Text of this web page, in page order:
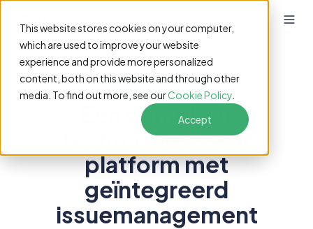
This website stores cookies on your computer,
which are used to improve your website
experience and provide more personalized
content, both on this website and through other
media. To find out more, see ourCookie Policy
Accept
Issuemanagement
Een compleet
testmanagement
platform met
geïntegreerd
issuemanagement